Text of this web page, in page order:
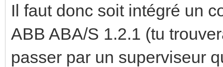
Il faut donc soit intégré un
ABB ABA/S 1.2.1 (tu
passer par un superviseur